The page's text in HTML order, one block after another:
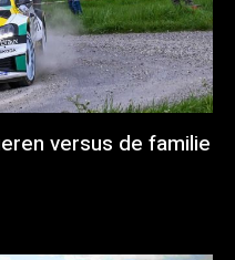
versus de familie